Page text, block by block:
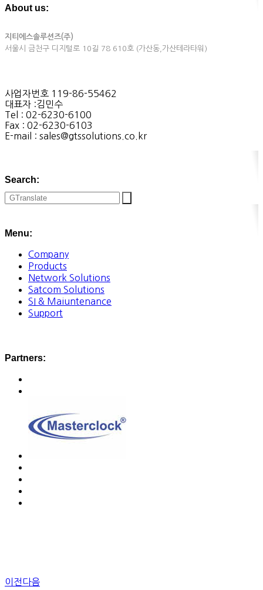
About us:
지티에스솔루션즈(주)
서울시 금천구 디지털로 10길 78 610호 (가산동,가산테라타워)
사업자번호 119-86-55462
대표자 :김민수
Tel : 02-6230-6100
Fax : 02-6230-6103
E-mail : sales@gtssolutions.co.kr
Search:
Menu:
Company
Products
Network Solutions
Satcom Solutions
SI & Maiuntenance
Support
Partners:
이전다음